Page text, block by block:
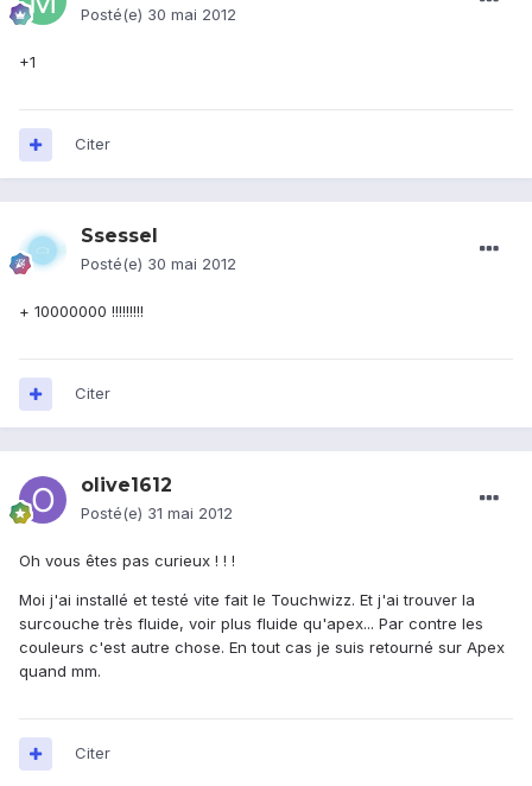
Posté(e) 30 mai 2012
+1
Citer
Ssessel
Posté(e) 30 mai 2012
+ 10000000 !!!!!!!!!
Citer
olive1612
Posté(e) 31 mai 2012
Oh vous êtes pas curieux ! ! !
Moi j'ai installé et testé vite fait le Touchwizz. Et j'ai trouver la
surcouche très fluide, voir plus fluide qu'apex... Par contre les
couleurs c'est autre chose. En tout cas je suis retourné sur Apex
quand mm.
Citer